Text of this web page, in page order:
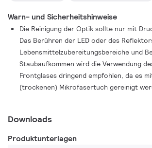
Warn- und Sicherheitshinweise
Die Reinigung der Optik sollte nur mit
Das Berühren der LED oder des
Lebensmittelzubereitungsbereiche und
Staubaufkommen wird die Verwendung
Frontglases dringend empfohlen, da es
(trockenen) Mikrofasertuch gereinigt
Downloads
Produktunterlagen